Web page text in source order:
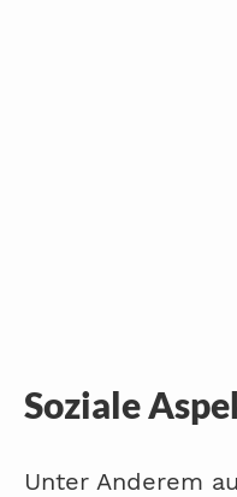
Soziale
Unter Anderem